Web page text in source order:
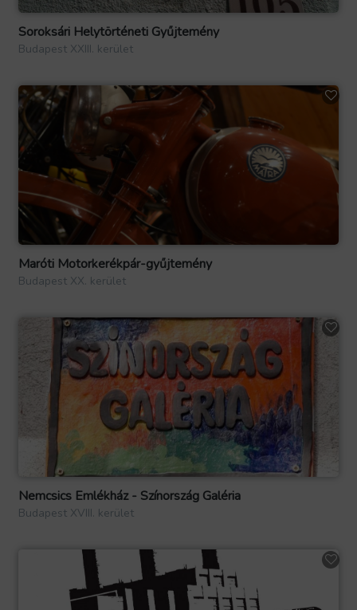
Soroksári Helytörténeti Gyűjtemény
Budapest XXIII. kerület
Maróti Motorkerékpár-gyűjtemény
Budapest XX. kerület
Nemcsics Emlékház - Színország Galéria
Budapest XVIII. kerület